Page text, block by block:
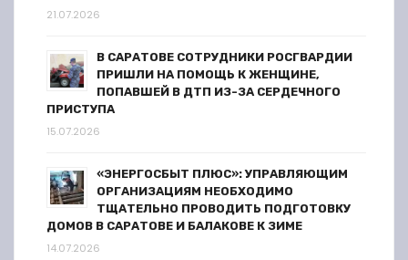
21.07.2026
В САРАТОВЕ СОТРУДНИКИ РОСГВАРДИИ
ПРИШЛИ НА ПОМОЩЬ К ЖЕНЩИНЕ,
ПОПАВШЕЙ В ДТП ИЗ-ЗА СЕРДЕЧНОГО
ПРИСТУПА
15.07.2026
«ЭНЕРГОСБЫТ ПЛЮС»: УПРАВЛЯЮЩИМ
ОРГАНИЗАЦИЯМ НЕОБХОДИМО
ТЩАТЕЛЬНО ПРОВОДИТЬ ПОДГОТОВКУ
ДОМОВ В САРАТОВЕ И БАЛАКОВЕ К ЗИМЕ
14.07.2026